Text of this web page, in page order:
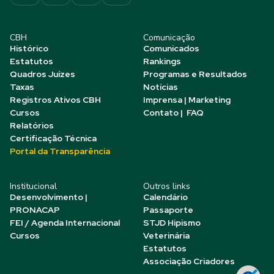
CBH
Histórico
Estatutos
Quadros Juízes
Taxas
Registros Ativos CBH
Cursos
Relatórios
Certificação Técnica
Portal da Transparência
Comunicação
Comunicados
Rankings
Programas e Resultados
Notícias
Imprensa | Marketing
Contato | FAQ
Institucional
Desenvolvimento |
PRONACAP
FEI / Agenda Internacional
Cursos
Outros links
Calendário
Passaporte
STJD Hipismo
Veterinária
Estatutos
Associação Criadores